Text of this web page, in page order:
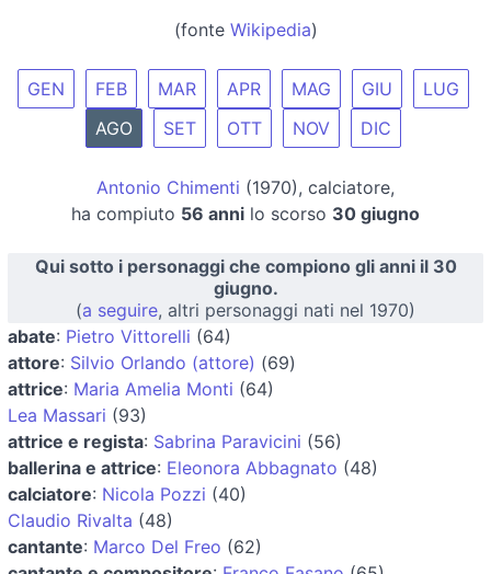
(fonte Wikipedia)
GEN FEB MAR APR MAG GIU
LUG
AGO
SET OTT NOV DIC
Antonio Chimenti (1970), calciatore,
ha compiuto 56 anni lo scorso 30 giugno
Qui sotto i personaggi che compiono gli anni il 30
giugno.
(a seguire, altri personaggi nati nel 1970)
abate: Pietro Vittorelli (64)
attore: Silvio Orlando (attore) (69)
attrice: Maria Amelia Monti (64)
Lea Massari (93)
attrice e regista: Sabrina Paravicini (56)
ballerina e attrice: Eleonora Abbagnato (48)
calciatore: Nicola Pozzi (40)
Claudio Rivalta (48)
cantante: Marco Del Freo (62)